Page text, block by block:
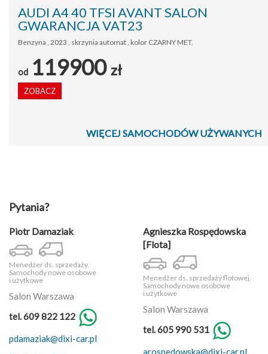
AUDI A4 40 TFSI AVANT SALON
GWARANCJA VAT23
Benzyna , 2023 , skrzynia automat , kolor CZARNY MET.
od 119900 zł
ZOBACZ
WIĘCEJ SAMOCHODÓW UŻYWANYCH
Pytania?
Piotr Damaziak
Menedżer ds. sprzedaży.
Samochody nowe osobowe
i użytkowe
Salon Warszawa
tel. 609 822 122
pdamaziak@dixi-car.pl
Agnieszka Rospędowska
[Flota]
Menedżer ds. sprzedaży flotowej.
Samochody nowe osobowe
i użytkowe
Salon Warszawa
tel. 605 990 531
arospedowska@dixi-car.pl